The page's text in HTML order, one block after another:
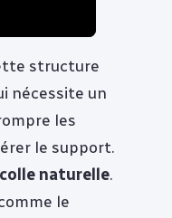
structure
nécessite un
les
le support.
colle naturelle.
le